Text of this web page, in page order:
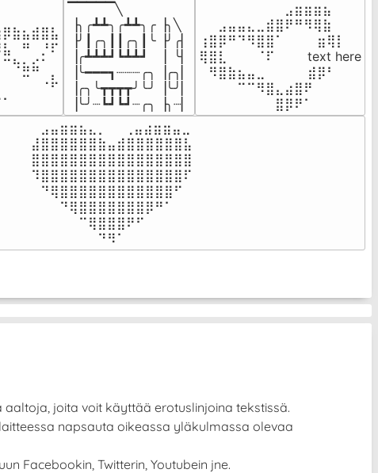
▔▔▔▔▔╲
▕╮╭┻┻╮╭┻┻╮╭▕╮╲
▕╯┃╭╮┃┃╭╮┃╰▕╯╭▏
▕╭┻┻┻┛┗┻┻┛  ▕  ╰▏
▕╰━━━┓┈┈┈╭╮▕╭╮▏
▕╭╮╰┳┳┳┳╯╰╯▕╰╯▏
▕╰╯┈┗┛┗┛┈╭╮▕╮┈▏
⠀⠀⠀⠀⠀⠀⠀⠀⠀⣠⣶⣶⣶⣦⠀⠀
⠀⠀⣠⣤⣤⣄⣀⣾⣿⠟⠛⠻⢿⣷⠀
⢰⣿⡿⠛⠙⠻⣿⣿⠁⠀⠀ ⠀⣶⢿⡇
⢿⣿⣇⠀⠀⠀⠈⠏⠀⠀⠀ text here
⠀⠻⣿⣷⣦⣤⣀⠀⠀⠀ ⠀⣾⡿⠃⠀
⠀⠀⠀⠀⠉⠉⠻⣿⣄⣴⣿⠟⠀⠀⠀
⠀⠀⠀⠀⠀⠀⠀⠀⣿⡿⠟⠁⠀⠀⠀
⠀⣠⣤⣶⣶⣦⣄⡀  ⠀⢀⣤⣴⣶⣶⣤⣀⠀
⣼⣿⣿⣿⣿⣿⣿⣷⣤⣾⣿⣿⣿⣿⣿⣿⣧
⣿⣿⣿⣿⣿⣿⣿⣿⣿⣿⣿⣿⣿⣿⣿⣿⣿
⠹⣿⣿⣿⣿⣿⣿⣿⣿⣿⣿⣿⣿⣿⣿⣿⠏
⠀⠙⢿⣿⣿⣿⣿⣿⣿⣿⣿⣿⣿⣿⣿⠋⠀
⠀⠀⠀⠙⢿⣿⣿⣿⣿⣿⣿⣿⡿⠛⠁⠀⠀
⠀⠀⠀⠀⠀⠉⢿⣿⣿⣿⠟⠋⠀⠀⠀⠀⠀
⠀⠀⠀⠀⠀⠀⠀⠙⠻⠁⠀⠀⠀⠀⠀⠀⠀⠀⠀⠀⠀⠀⠀
aaltoja, joita voit käyttää erotuslinjoina tekstissä.
napsauta oikeassa yläkulmassa olevaa
Facebookin, Twitterin, Youtubein jne.